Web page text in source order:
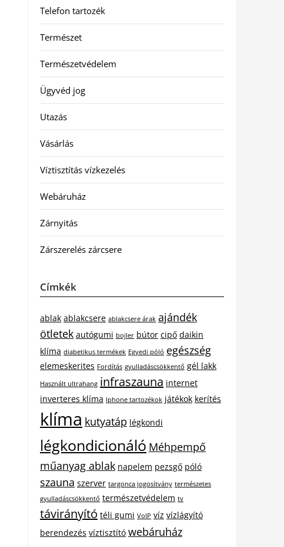
Telefon tartozék
Természet
Természetvédelem
Ügyvéd jog
Utazás
Vásárlás
Víztisztítás vízkezelés
Webáruház
Zárnyitás
Zárszerelés zárcsere
Címkék
ablak ablakcsere ablakcsere árak ajándék
ötletek autógumi bojler bútor cipő daikin
klíma diabetikus termékek Egyedi póló egészség
elemeskerites Fordítás gyulladáscsökkentő gél lakk
Használt ultrahang infraszauna internet
inverteres klíma Iphone tartozékok játékok kerítés
klíma kutyatáp légkondi
légkondicionáló Méhpempő
műanyag ablak napelem pezsgő póló
szauna szerver targonca jogosítvány természetes
gyulladáscsökkentő természetvédelem tv
távirányító téli gumi VoIP víz vízlágyító
berendezés víztisztító webáruház